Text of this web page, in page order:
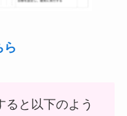
ら
ると以下のよう